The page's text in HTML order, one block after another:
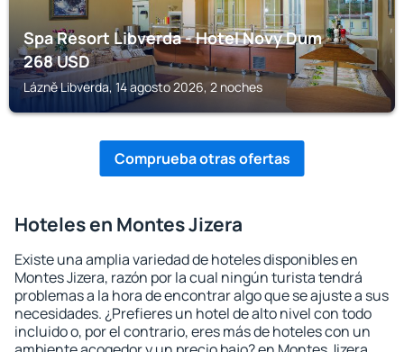
Spa Resort Libverda - Hotel Novy Dum
268USD
Lázně Libverda, 14 agosto 2026, 2 noches
Comprueba otras ofertas
Hoteles en Montes Jizera
Existe una amplia variedad de hoteles disponibles en
Montes Jizera, razón por la cual ningún turista tendrá
problemas a la hora de encontrar algo que se ajuste a sus
necesidades. ¿Prefieres un hotel de alto nivel con todo
incluido o, por el contrario, eres más de hoteles con un